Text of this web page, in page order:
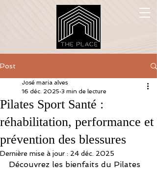
Post
Pilates Sport Santé :
réhabilitation, performance et
prévention des blessures
José maria alves
16 déc. 2025 3 min de lecture
Dernière mise à jour : 24 déc. 2025
Découvrez les bienfaits du Pilates